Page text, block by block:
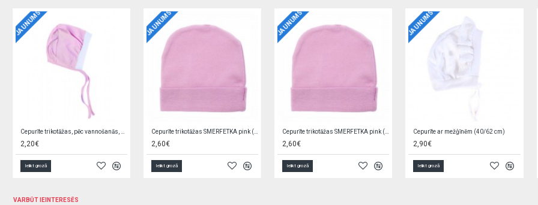
JAUNUMS
Bodijs rozā, ar volānu 62 cm
8,90€
Ielikt grozā
JAUNUMS
Bodijs rozā, ar volānu 56 cm
8,90€
Ielikt grozā
JAUNUMS
Bodijs BEIGE STARS 62 cm
7,90€
Ielikt grozā
JAUNUMS
Autiņš marles BABY ZOO 70x80 cm
1,69€
Ielikt grozā
VARBŪT IEINTERESĒS